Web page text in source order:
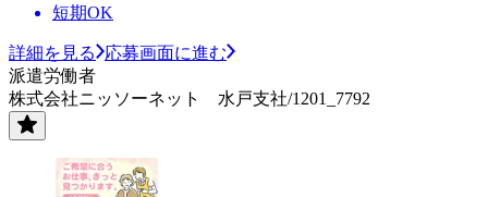
短期OK
詳細を見る
応募画面に進む
派遣労働者
株式会社ニッソーネット 水戸支社/1201_7792